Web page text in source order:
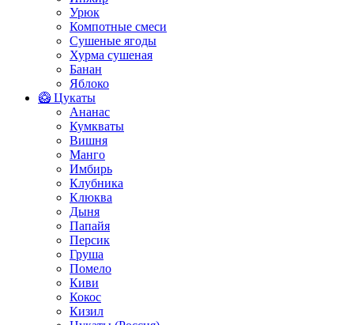
Урюк
Компотные смеси
Сушеные ягоды
Хурма сушеная
Банан
Яблоко
🥝 Цукаты
Ананас
Кумкваты
Вишня
Манго
Имбирь
Клубника
Клюква
Дыня
Папайя
Персик
Груша
Помело
Киви
Кокос
Кизил